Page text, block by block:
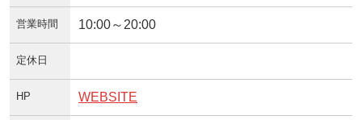
営業時間 10:00～20:00
定休日
HP WEBSITE